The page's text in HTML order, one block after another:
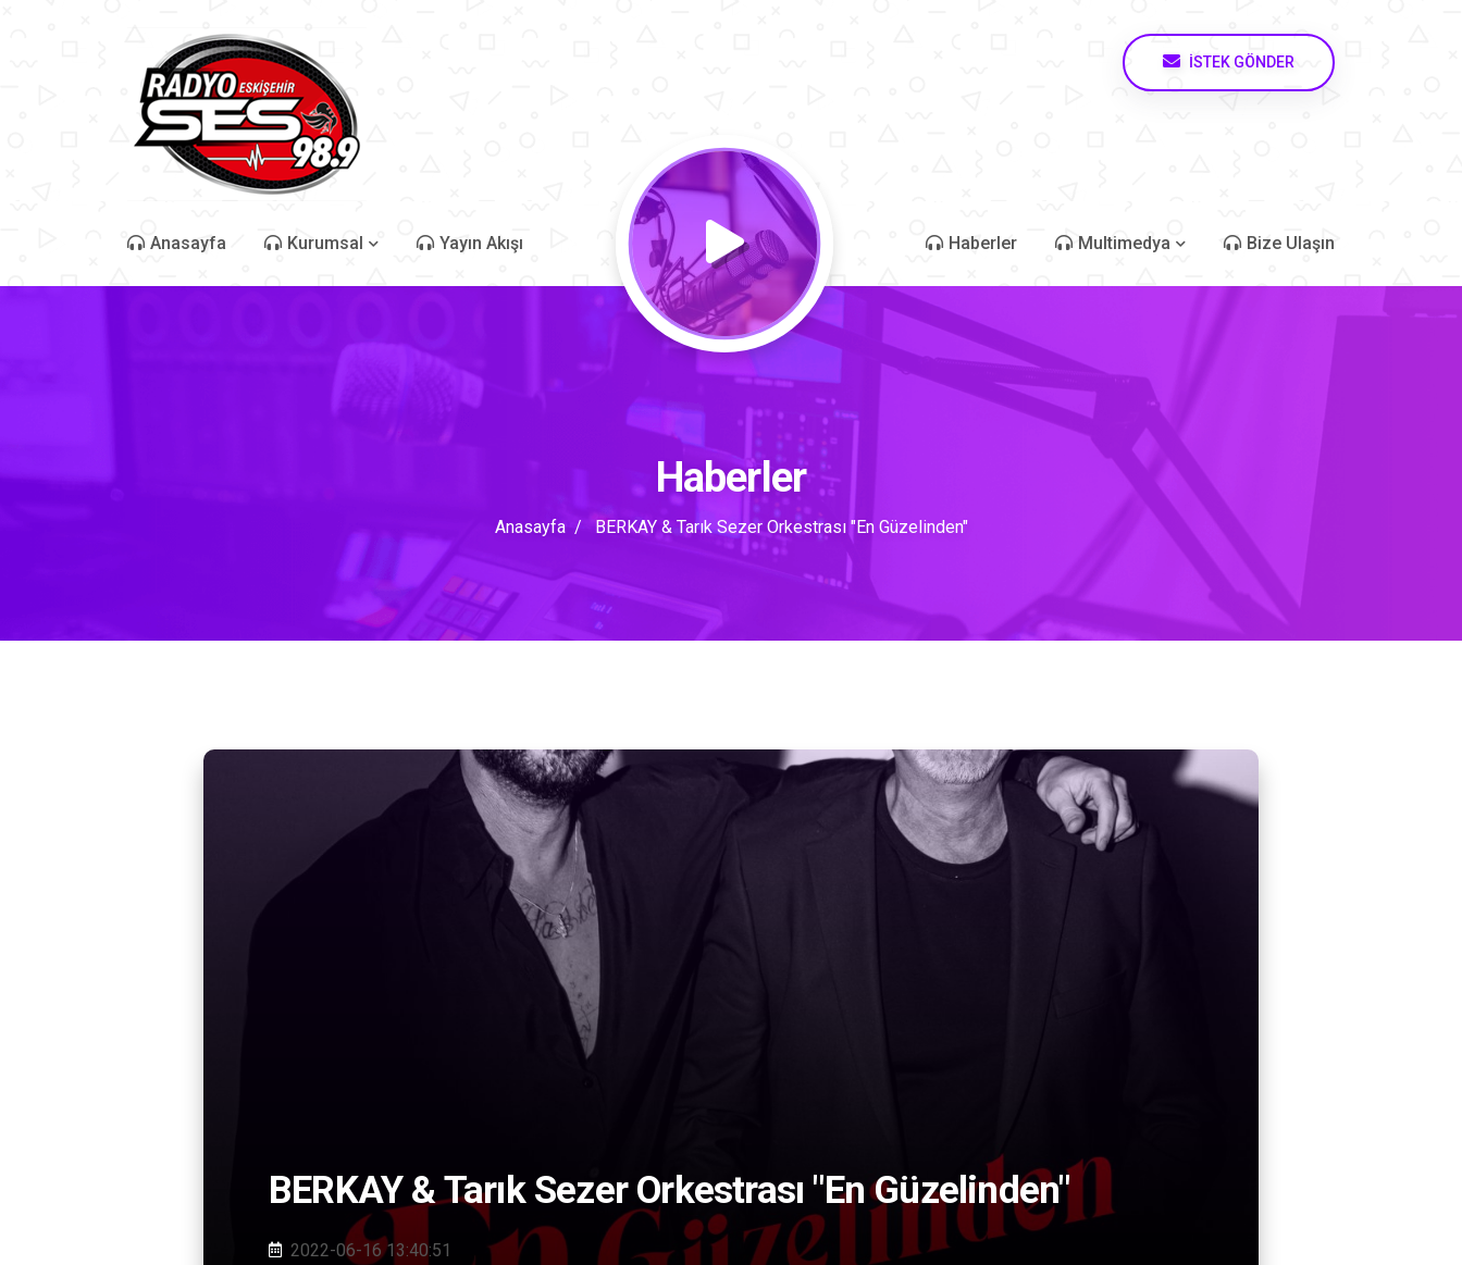
İSTEK GÖNDER
Anasayfa Kurumsal Yayın Akışı Haberler Multimedya Bize Ulaşın
Haberler
Anasayfa BERKAY & Tarık Sezer Orkestrası "En Güzelinden"
BERKAY & Tarık Sezer Orkestrası "En Güzelinden"
2022-06-16 13:40:51